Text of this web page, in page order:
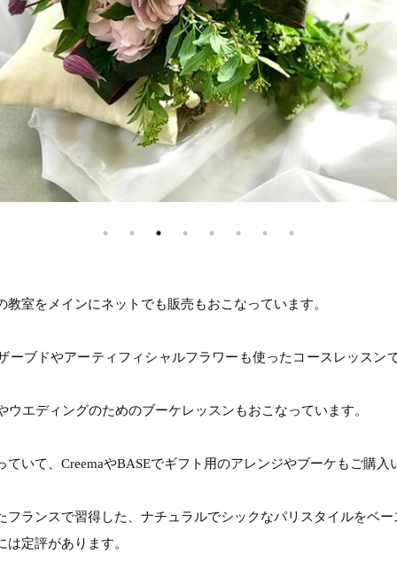
室をメインにネットでも販売もおこなっています。
ーブドやアーティフィシャルフラワーも使ったコースレッスン
ウエディングのためのブーケレッスンもおこなっています。
いて、CreemaやBASEでギフト用のアレンジやブーケもご購入
フランスで習得した、ナチュラルでシックなパリスタイルをベ
定評があります。